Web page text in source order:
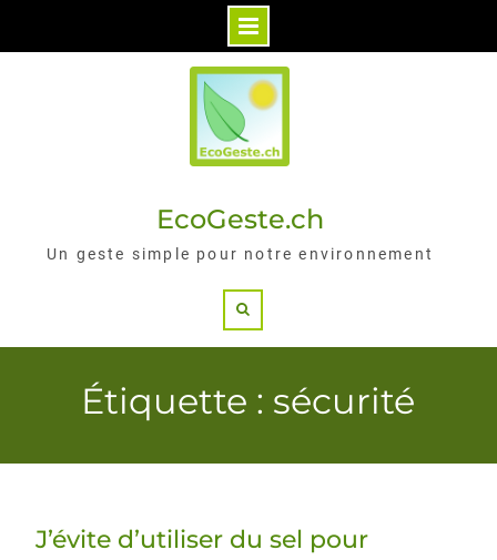
EcoGeste.ch
Un geste simple pour notre environnement
Étiquette : sécurité
J’évite d’utiliser du sel pour